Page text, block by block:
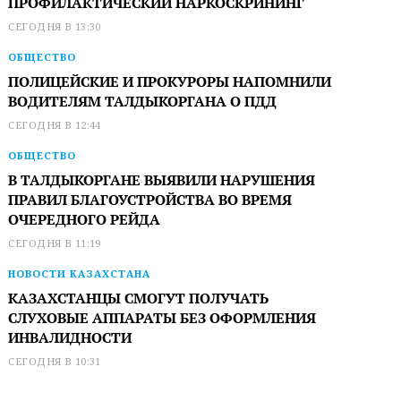
СЕГОДНЯ В 13:30
ОБЩЕСТВО
ПОЛИЦЕЙСКИЕ И ПРОКУРОРЫ НАПОМНИЛИ
ВОДИТЕЛЯМ ТАЛДЫКОРГАНА О ПДД
СЕГОДНЯ В 12:44
ОБЩЕСТВО
В ТАЛДЫКОРГАНЕ ВЫЯВИЛИ НАРУШЕНИЯ
ПРАВИЛ БЛАГОУСТРОЙСТВА ВО ВРЕМЯ
ОЧЕРЕДНОГО РЕЙДА
СЕГОДНЯ В 11:19
НОВОСТИ КАЗАХСТАНА
КАЗАХСТАНЦЫ СМОГУТ ПОЛУЧАТЬ
СЛУХОВЫЕ АППАРАТЫ БЕЗ ОФОРМЛЕНИЯ
ИНВАЛИДНОСТИ
СЕГОДНЯ В 10:31